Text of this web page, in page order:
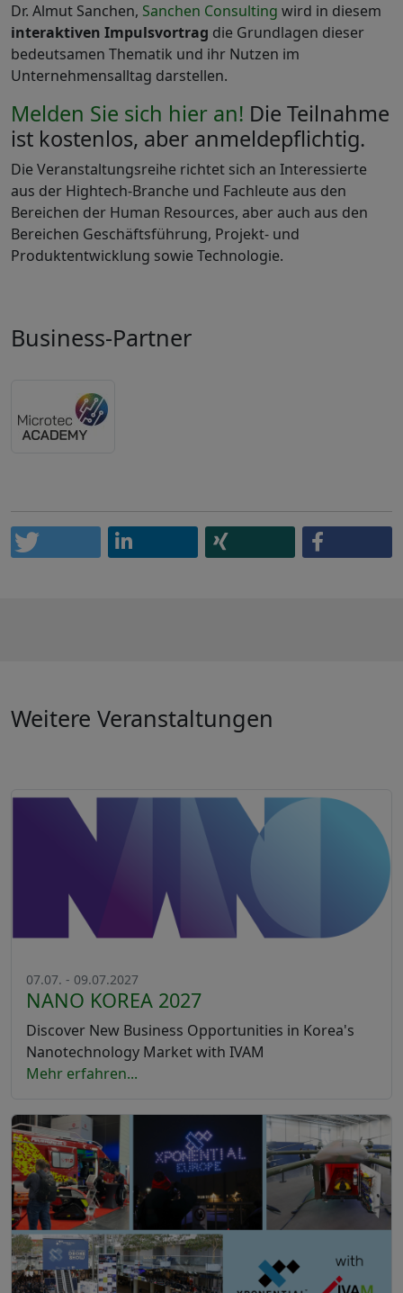
Dr. Almut Sanchen, Sanchen Consulting wird in diesem
interaktiven Impulsvortrag die Grundlagen dieser
bedeutsamen Thematik und ihr Nutzen im
Unternehmensalltag darstellen.
Melden Sie sich hier an! Die Teilnahme
ist kostenlos, aber anmeldepflichtig.
Die Veranstaltungsreihe richtet sich an Interessierte
aus der Hightech-Branche und Fachleute aus den
Bereichen der Human Resources, aber auch aus den
Bereichen Geschäftsführung, Projekt- und
Produktentwicklung sowie Technologie.
Business-Partner
Weitere Veranstaltungen
07.07. - 09.07.2027
NANO KOREA 2027
Discover New Business Opportunities in Korea's
Nanotechnology Market with IVAM
Mehr erfahren...